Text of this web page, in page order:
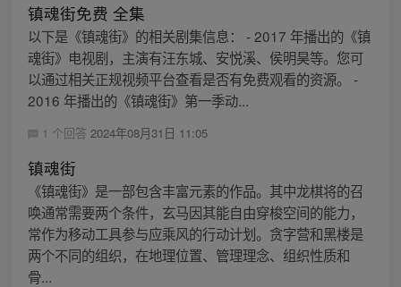
镇魂街免费 全集
以下是《镇魂街》的相关剧集信息： - 2017 年播出的《镇
魂街》电视剧，主演有汪东城、安悦溪、侯明昊等。您可
以通过相关正规视频平台查看是否有免费观看的资源。 -
2016 年播出的《镇魂街》第一季动...
1 个回答 2024年08月31日 11:05
镇魂街
《镇魂街》是一部包含丰富元素的作品。其中龙棋将的召
唤通常需要两个条件，玄马因其能自由穿梭空间的能力，
常作为移动工具参与应乘风的行动计划。贪字营和黑楼是
两个不同的组织，在地理位置、管理理念、组织性质和
骨...